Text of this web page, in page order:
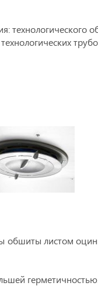
технологического
обшиты листом
герметичностью.